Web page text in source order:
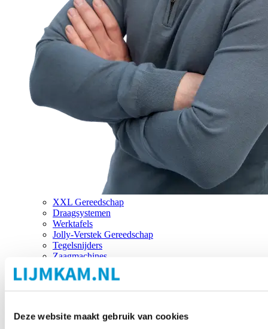
Deze website maakt gebruik van cookies
XXL Gereedschap
Draagsystemen
Werktafels
Jolly-Verstek Gereedschap
Tegelsnijders
Zaagmachines
Merken